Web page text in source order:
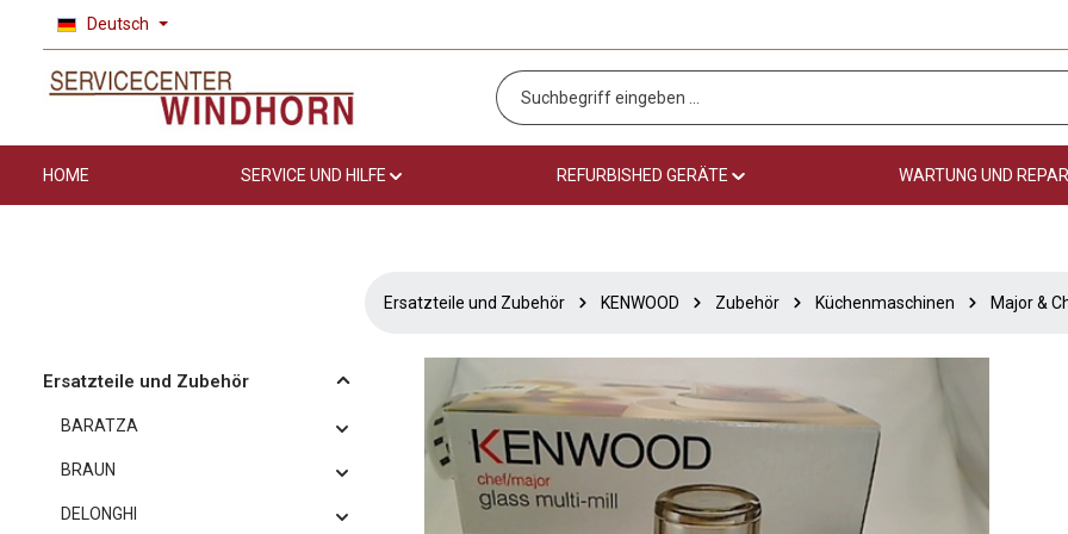
Hauptinhalt springen
Zur Suche springen
Zur Hauptnavigation springen
Deutsch
HOME SERVICE UND HILFE REFURBISHED GERÄTE WARTUNG UND
Ersatzteile und Zubehör KENWOOD Zubehör Küchenmaschinen Major &
Ersatzteile und Zubehör
BARATZA
BRAUN
DELONGHI